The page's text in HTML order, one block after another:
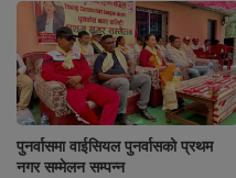
पुनर्वासमा वाईसियल पुनर्वासको प्रथम
नगर सम्मेलन सम्पन्न